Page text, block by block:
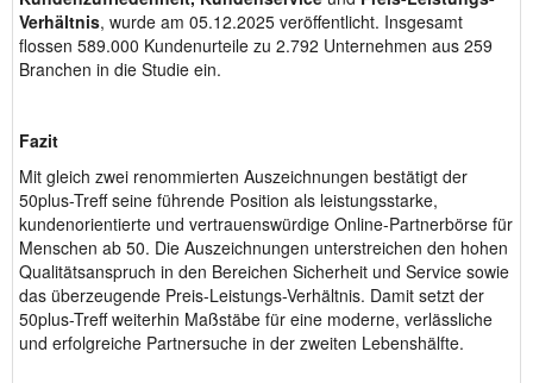
Verhältnis, wurde am 05.12.2025 veröffentlicht. Insgesamt
flossen 589.000 Kundenurteile zu 2.792 Unternehmen aus 259
Branchen in die Studie ein.
Fazit
Mit gleich zwei renommierten Auszeichnungen bestätigt der
50plus-Treff seine führende Position als leistungsstarke,
kundenorientierte und vertrauenswürdige Online-Partnerbörse für
Menschen ab 50. Die Auszeichnungen unterstreichen den hohen
Qualitätsanspruch in den Bereichen Sicherheit und Service sowie
das überzeugende Preis-Leistungs-Verhältnis. Damit setzt der
50plus-Treff weiterhin Maßstäbe für eine moderne, verlässliche
und erfolgreiche Partnersuche in der zweiten Lebenshälfte.